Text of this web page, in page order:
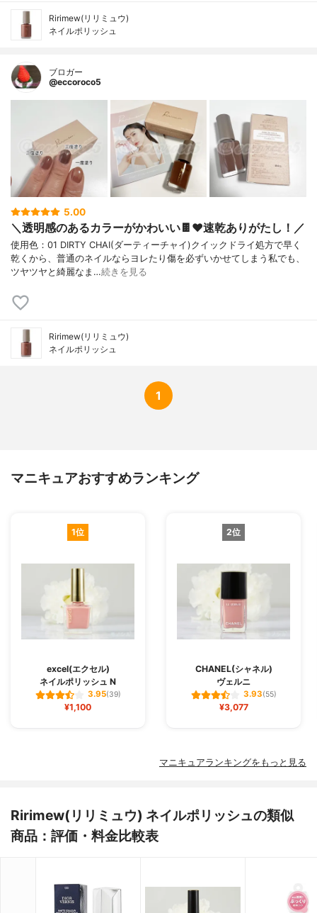
Ririmew(リリミュウ)
ネイルポリッシュ
ブロガー
@eccoroco5
5.00
＼透明感のあるカラーがかわいい🍫❤️速乾ありがたし！／
使用色：01 DIRTY CHAI(ダーティーチャイ)クイックドライ処方で早く
乾くから、普通のネイルならヨレたり傷を必ずいかせてしまう私でも、
ツヤツヤと綺麗なま…続きを見る
Ririmew(リリミュウ)
ネイルポリッシュ
1
マニキュアおすすめランキング
1位
excel(エクセル)
ネイルポリッシュ N
3.95(39)
¥1,100
2位
CHANEL(シャネル)
ヴェルニ
3.93(55)
¥3,077
マニキュアランキングをもっと見る
Ririmew(リリミュウ) ネイルポリッシュの類似
商品：評価・料金比較表